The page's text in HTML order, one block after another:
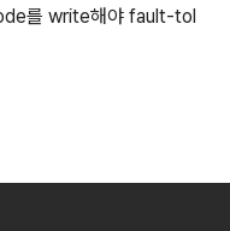
를 write해야 fault-tol